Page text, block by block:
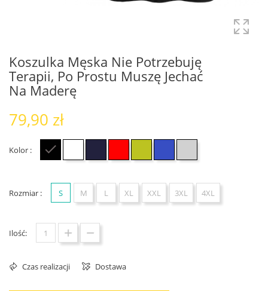
Koszulka Męska Nie Potrzebuję
Terapii, Po Prostu Muszę Jechać
Na Maderę
79,90 zł
Kolor :
Rozmiar : S M L XL XXL 3XL 4XL
Ilość:
Czas realizacji Dostawa